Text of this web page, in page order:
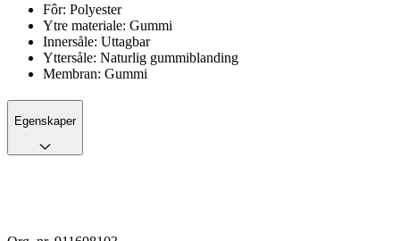
Fôr: Polyester
Ytre materiale: Gummi
Innersåle: Uttagbar
Yttersåle: Naturlig gummiblanding
Membran: Gummi
Egenskaper